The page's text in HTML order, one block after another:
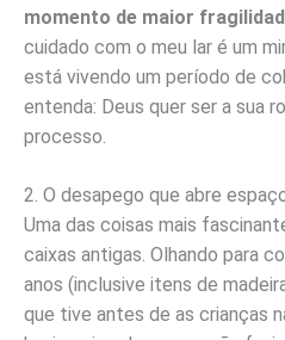
momento de maior
cuidado com o meu lar é um
está vivendo um período de
entenda: Deus quer ser a sua
processo.
2. O desapego que abre
Uma das coisas mais
caixas antigas. Olhando para
anos (inclusive itens de
que tive antes de as crianças